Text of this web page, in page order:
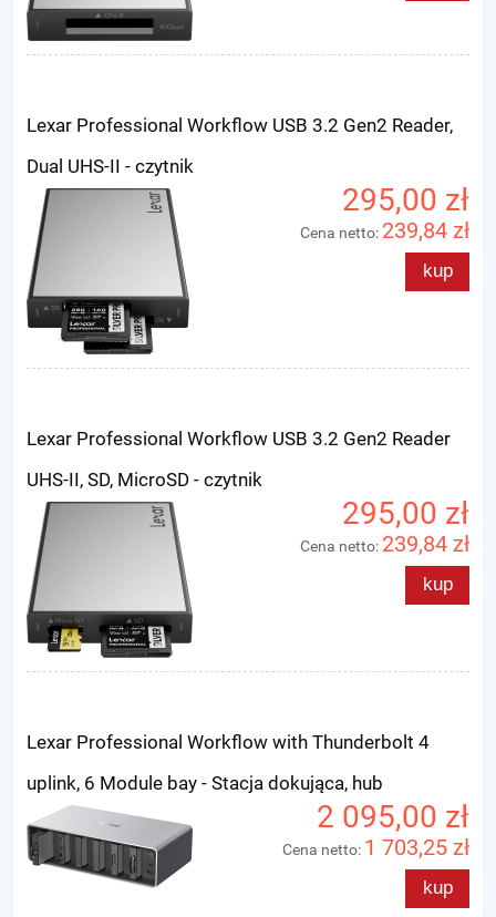
Lexar Professional Workflow USB 3.2 Gen2 Reader,
Dual UHS-II - czytnik
295,00 zł
Cena netto: 239,84 zł
kup
Lexar Professional Workflow USB 3.2 Gen2 Reader
UHS-II, SD, MicroSD - czytnik
295,00 zł
Cena netto: 239,84 zł
kup
Lexar Professional Workflow with Thunderbolt 4
uplink, 6 Module bay - Stacja dokująca, hub
2 095,00 zł
Cena netto: 1 703,25 zł
kup